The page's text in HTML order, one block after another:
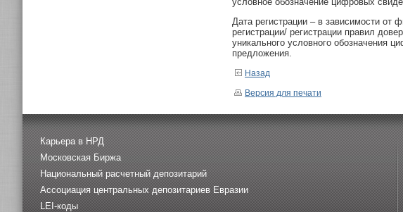
Дата регистрации – в зависимости от
регистрации/ регистрации правил
уникального условного обозначения
предложения.
Назад
Версия для печати
Карьера в НРД
Московская Биржа
Национальный расчетный депозитарий
Ассоциация центральных депозитариев Евразии
LEI-коды